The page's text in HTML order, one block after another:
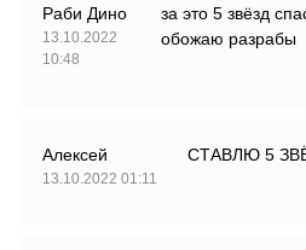
Раби Дино
13.10.2022
10:48
за это 5 звёзд
обожаю разрабы
Алексей
13.10.2022 01:11
СТАВЛЮ 5